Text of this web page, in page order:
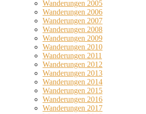
Wanderungen 2005
Wanderungen 2006
Wanderungen 2007
Wanderungen 2008
Wanderungen 2009
Wanderungen 2010
Wanderungen 2011
Wanderungen 2012
Wanderungen 2013
Wanderungen 2014
Wanderungen 2015
Wanderungen 2016
Wanderungen 2017